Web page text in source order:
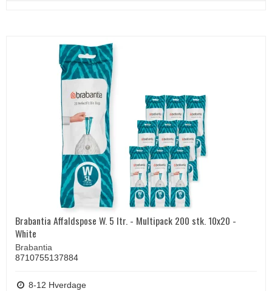
Brabantia Affaldspose W. 5 ltr. - Multipack 200 stk. 10x20 -
White
Brabantia
8710755137884
8-12 Hverdage